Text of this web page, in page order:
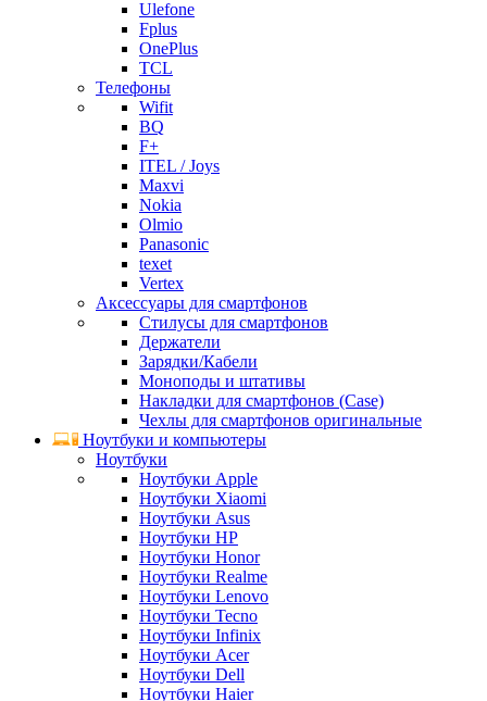
Ulefone
Fplus
OnePlus
TCL
Телефоны
Wifit
BQ
F+
ITEL / Joys
Maxvi
Nokia
Olmio
Panasonic
texet
Vertex
Аксессуары для смартфонов
Стилусы для смартфонов
Держатели
Зарядки/Кабели
Моноподы и штативы
Накладки для смартфонов (Case)
Чехлы для смартфонов оригинальные
Ноутбуки и компьютеры
Ноутбуки
Ноутбуки Apple
Ноутбуки Xiaomi
Ноутбуки Asus
Ноутбуки HP
Ноутбуки Honor
Ноутбуки Realme
Ноутбуки Lenovo
Ноутбуки Tecno
Ноутбуки Infinix
Ноутбуки Acer
Ноутбуки Dell
Ноутбуки Haier